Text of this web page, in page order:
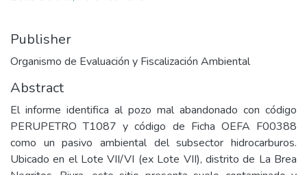
Publisher
Organismo de Evaluación y Fiscalización Ambiental
Abstract
El informe identifica al pozo mal abandonado con código
PERUPETRO T1087 y código de Ficha OEFA F00388
como un pasivo ambiental del subsector hidrocarburos.
Ubicado en el Lote VII/VI (ex Lote VII), distrito de La Brea